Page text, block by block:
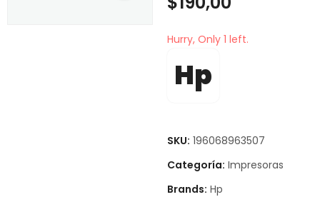
Hurry, Only 1 left.
Hp
SKU: 196068963507
Categoría: Impresoras
Brands: Hp